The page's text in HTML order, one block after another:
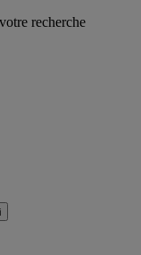
recherche